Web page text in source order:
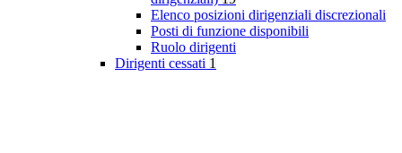
Elenco posizioni dirigenziali discrezionali
Posti di funzione disponibili
Ruolo dirigenti
Dirigenti cessati 1